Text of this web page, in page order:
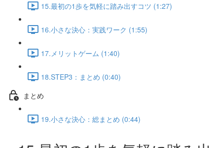
15.最初の1歩を気軽に踏み出すコツ (1:27)
16.小さな決心：実践ワーク (1:55)
17.メリットゲーム (1:40)
18.STEP3：まとめ (0:40)
まとめ
19.小さな決心：総まとめ (0:44)